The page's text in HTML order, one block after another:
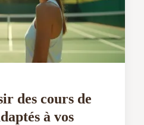
des cours de
à vos